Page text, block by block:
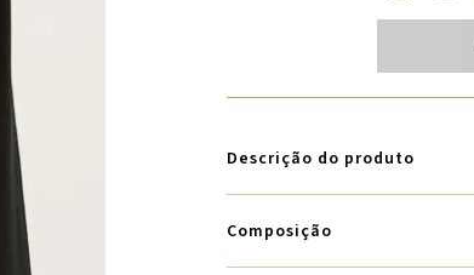
Descrição do produto
Composição